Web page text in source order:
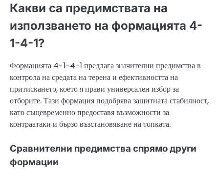
Какви са предимствата на
използването на формацията 4-
1-4-1?
Формацията 4-1-4-1 предлага значителни предимства в
контрола на средата на терена и ефективността на
притискането, което я прави универсален избор за
отборите. Тази формация подобрява защитната стабилност,
като същевременно предоставя възможности за
контраатаки и бързо възстановяване на топката.
Сравнителни предимства спрямо други
формации